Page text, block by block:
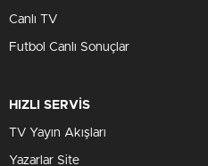
Canlı TV
Futbol Canlı Sonuçlar
HIZLI SERVİS
TV Yayın Akışları
Yazarlar Site